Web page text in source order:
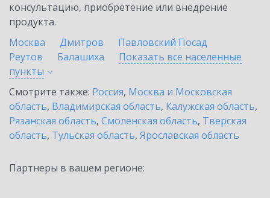
консультацию, приобретение или внедрение
продукта.
Москва
Дмитров
Павловский Посад
Реутов
Балашиха
Показать все населенные
пункты
Смотрите также: Россия, Москва и Московская
область, Владимирская область, Калужская область,
Рязанская область, Смоленская область, Тверская
область, Тульская область, Ярославская область
Партнеры в вашем регионе: